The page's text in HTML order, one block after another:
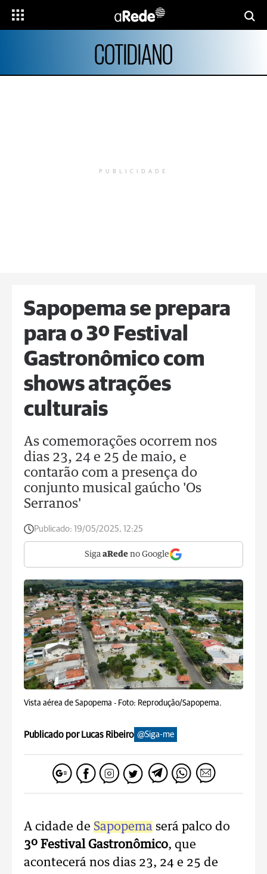
COTIDIANO
PUBLICIDADE
Sapopema se prepara
para o 3º Festival
Gastronômico com
shows atrações
culturais
As comemorações ocorrem nos
dias 23, 24 e 25 de maio, e
contarão com a presença do
conjunto musical gaúcho 'Os
Serranos'
Publicado: 19/05/2025, 12:25
Siga aRede no Google
Vista aérea de Sapopema - Foto: Reprodução/Sapopema.
Publicado por Lucas Ribeiro @Siga-me
A cidade de Sapopema será palco do
3º Festival Gastronômico, que
acontecerá nos dias 23, 24 e 25 de